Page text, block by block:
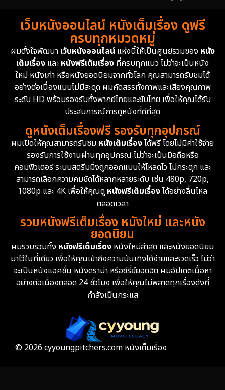
เว็บหนังออนไลน์ หนังเต็มเรื่อง ดูฟรี
ครบทุกหมวดหมู่
ผมตั้งใจพัฒนา เว็บหนังออนไลน์แห่งนี้ให้เป็นศูนย์รวมของ หนัง
เต็มเรื่อง และหนังฟรีเต็มเรื่อง ที่ครบทุกแนว ไม่ว่าจะเป็นหนัง
ใหม่ หนังเก่า หรือหนังยอดนิยมจากทั่วโลก คุณสามารถรับชมได้
อย่างต่อเนื่องแบบไม่มีสะดุด ผมคัดสรรทั้งภาพและเสียงคุณภาพ
ระดับ HD พร้อมรองรับทั้งพากย์ไทยและซับไทย เพื่อให้คุณได้รับ
ประสบการณ์การดูหนังที่ดีที่สุด
ดูหนังเต็มเรื่องฟรี รองรับทุกอุปกรณ์
ผมเปิดให้คุณสามารถรับชม หนังเต็มเรื่องได้ฟรี โดยไม่มีค่าใช้จ่าย
รองรับการใช้งานผ่านทุกอุปกรณ์ ไม่ว่าจะเป็นมือถือหรือ
คอมพิวเตอร์ ระบบสตรีมมิ่งถูกออกแบบให้โหลดไว ไม่กระตุก และ
สามารถเลือกความคมชัดได้หลากหลายระดับ เช่น 480p, 720p,
1080p และ 4K เพื่อให้คุณดูหนังฟรีเต็มเรื่องได้อย่างลื่นไหล
ตลอดเวลา
รวมหนังฟรีเต็มเรื่อง หนังใหม่ และหนัง
ยอดนิยม
ผมรวบรวมทั้ง หนังฟรีเต็มเรื่อง หนังใหม่ล่าสุด และหนังยอดนิยม
มาไว้ในที่เดียว เพื่อให้คุณเข้าถึงความบันเทิงได้ง่ายและรวดเร็ว ไม่ว่า
จะเป็นหนังแอคชั่น หนังดราม่า หรือซีรี่ย์ยอดฮิต ผมอัปเดตเนื้อหา
อย่างต่อเนื่องตลอด 24 ชั่วโมง เพื่อให้คุณไม่พลาดทุกเรื่องดังที่
กำลังเป็นกระแส
© 2026 cyyoungpitchers.com หนังเต็มเรื่อง